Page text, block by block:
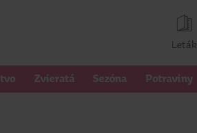
Leták
Zvieratá Sezóna Potraviny